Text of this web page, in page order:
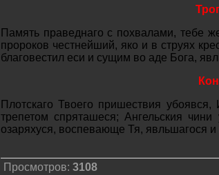
Память праведнаго с похвалами, тебе
пророков честнейший, яко и в струях
благовестил еси и сущим во аде Бога,
Плотскаго Твоего пришествия
трепетом спряташеся; Ангельския
озаряхуся, воспевающе Тя, явльшагося и
Просмотров: 3108